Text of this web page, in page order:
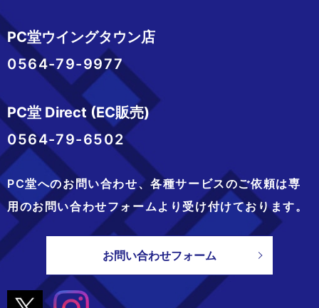
PC堂ウイングタウン店
0564-79-9977
PC堂 Direct (EC販売)
0564-79-6502
PC堂へのお問い合わせ、各種サービスのご依頼は専
用のお問い合わせフォームより 受け付けております。
お問い合わせフォーム